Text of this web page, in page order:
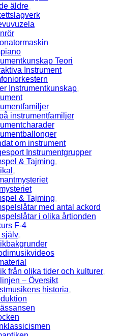
äldre
Teori
Instrument
Instrumentkunskap
instrumentfamiljer
om instrument
Instrumentgrupper
& Tajming
& Tajming
med antal ackord
i olika årtionden
F-4
själv
från olika tider och kulturer
– Översikt
historia